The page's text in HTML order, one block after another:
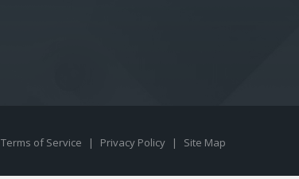
Terms of Service | Privacy Policy | Site Map